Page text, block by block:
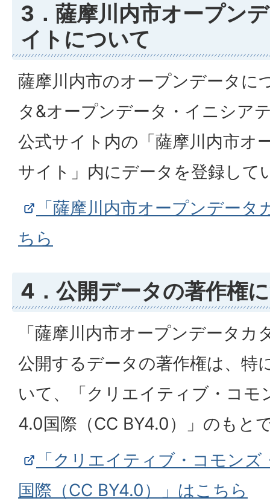
3．薩摩川内市オープン
イトについて
薩摩川内市のオープンデータに
タ&オープンデータ・イニシア
公式サイト内の「薩摩川内市オ
サイト」内にデータを登録して
「薩摩川内市オープンデー
ちら
4．公開データの著作権
「薩摩川内市オープンデータ
公開するデータの著作権は、特
いて、「クリエイティブ・コモ
4.0国際（CC BY4.0）」のもと
「クリエイティブ・コモン
国際（CC BY4.0）」はこちら